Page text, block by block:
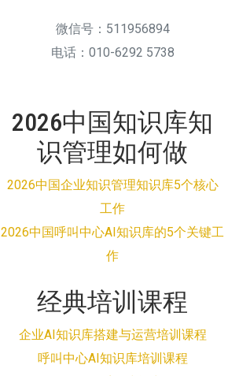
微信号：511956894
电话：010-6292 5738
2026中国知识库知
识管理如何做
2026中国企业知识管理知识库5个核心
工作
2026中国呼叫中心AI知识库的5个关键工
作
经典培训课程
企业AI知识库搭建与运营培训课程
呼叫中心AI知识库培训课程